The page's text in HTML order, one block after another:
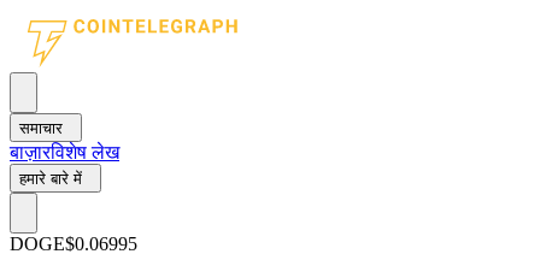
समाचार
बाज़ारविशेष लेख
हमारे बारे में
DOGE$0.06995